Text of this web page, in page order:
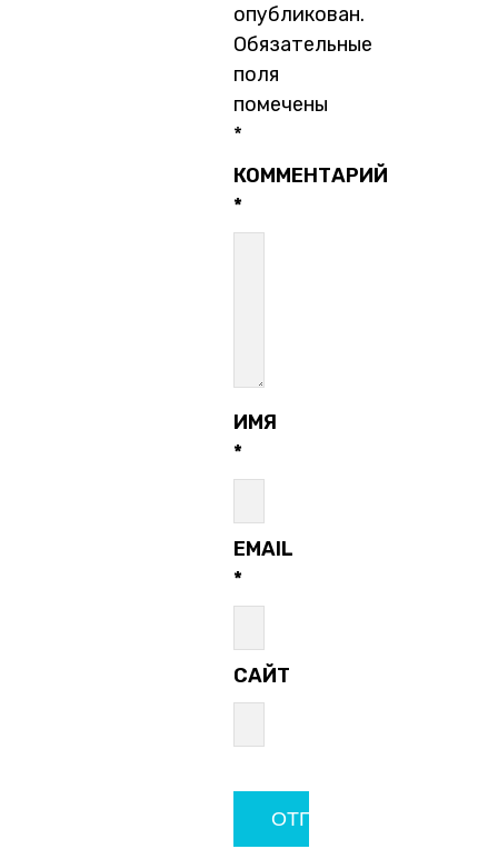
опубликован.
Обязательные
поля
помечены
*
КОММЕНТАРИЙ
*
ИМЯ
*
EMAIL
*
САЙТ